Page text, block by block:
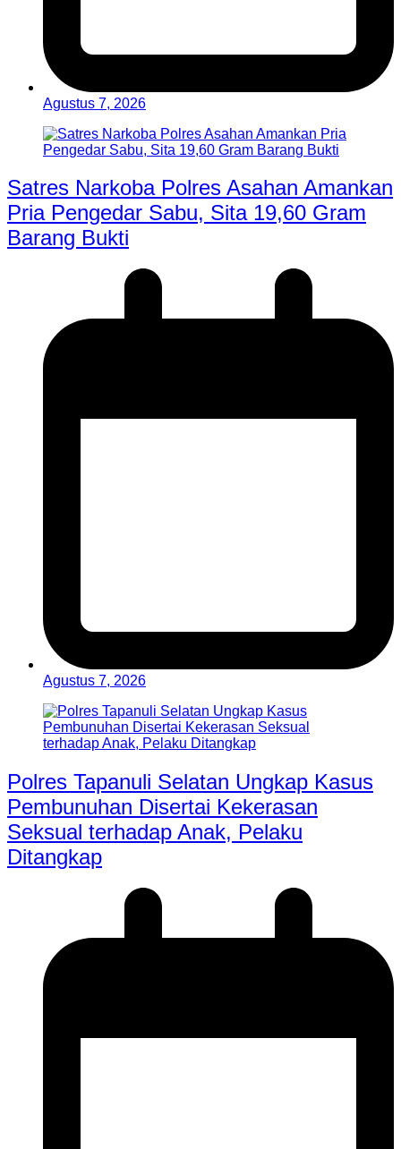
Agustus 7, 2026
Satres Narkoba Polres Asahan Amankan
Pria Pengedar Sabu, Sita 19,60 Gram
Barang Bukti
Agustus 7, 2026
Polres Tapanuli Selatan Ungkap Kasus
Pembunuhan Disertai Kekerasan
Seksual terhadap Anak, Pelaku
Ditangkap